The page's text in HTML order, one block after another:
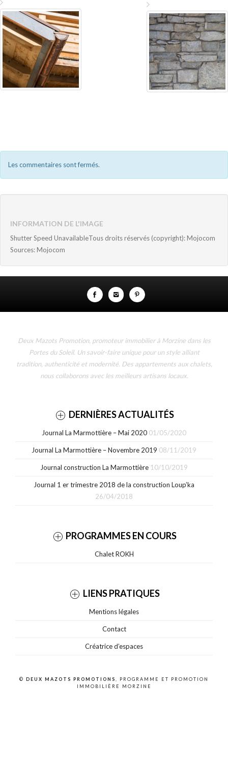
Les commentaires sont fermés.
INFORMATION DE L'IMAGE
Shutter Speed UnavailableTous droits réservés (copyright): Mojocom
Sources: Mojocom
Deux Mazots Promotion, promoteur immobilier à Morzine dans les
Portes du Soleil. Un savoir-faire unique pour un style alliant
tradition, authenticité et modernité. Des appartements aux chalets,
nous collaborons avec les meilleurs artisans locaux.
DERNIÈRES ACTUALITÉS
Journal La Marmottière – Mai 2020 01/05/2020
Journal La Marmottière – Novembre 2019 08/11/2019
Journal construction La Marmottière 10/10/2019
Journal 1 er trimestre 2018 de la construction Loup’ka
26/04/2018
PROGRAMMES EN COURS
Chalet ROKH
LIENS PRATIQUES
Mentions légales
Contact
Créatrice d’espaces
© DEUX MAZOTS PROMOTIONS
, PROGRAMME ET PROMOTION
IMMOBILIÈRE MORZINE